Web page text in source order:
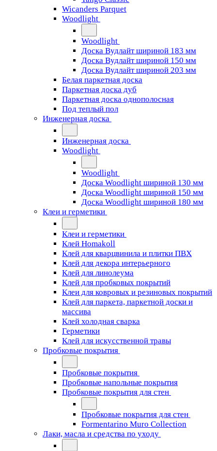
Wicanders Parquet
Woodlight
Woodlight
Доска Вудлайт шириной 183 мм
Доска Вудлайт шириной 150 мм
Доска Вудлайт шириной 203 мм
Белая паркетная доска
Паркетная доска дуб
Паркетная доска однополосная
Под теплый пол
Инженерная доска
Инженерная доска
Woodlight
Woodlight
Доска Woodlight шириной 130 мм
Доска Woodlight шириной 150 мм
Доска Woodlight шириной 180 мм
Клеи и герметики
Клеи и герметики
Клей Homakoll
Клей для кварцвинила и плитки ПВХ
Клей для декора интерьерного
Клей для линолеума
Клей для пробковых покрытий
Клеи для ковровых и резиновых покрытий
Клей для паркета, паркетной доски и
массива
Клей холодная сварка
Герметики
Клей для искусственной травы
Пробковые покрытия
Пробковые покрытия
Пробковые напольные покрытия
Пробковые покрытия для стен
Пробковые покрытия для стен
Formentarino Muro Collection
Лаки, масла и средства по уходу